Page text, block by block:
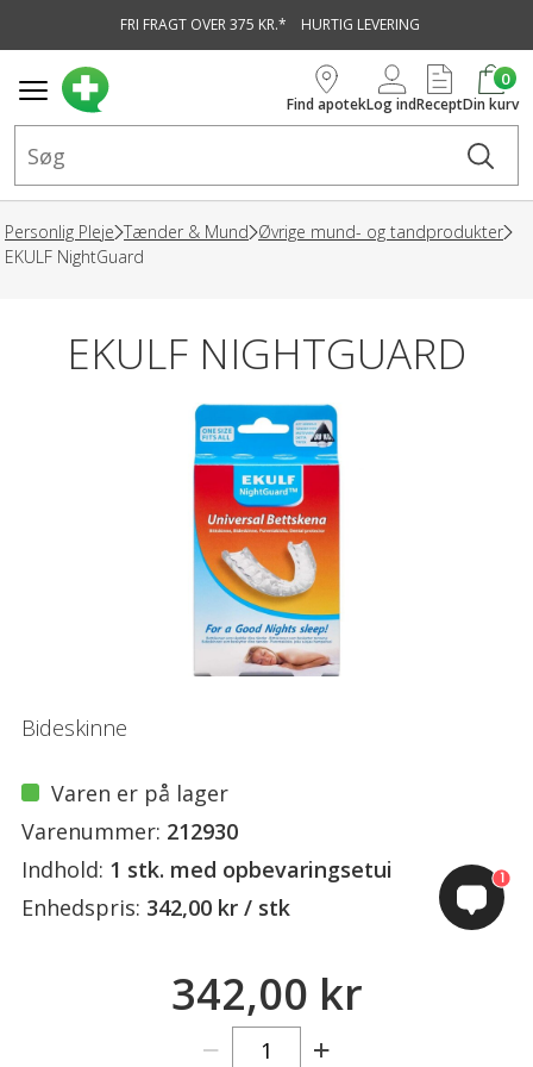
FRI FRAGT OVER 375 KR.* HURTIG LEVERING
Find apotekLog indRecept
0
Din kurv
Personlig Pleje Tænder & Mund Øvrige mund- og tandprodukter
EKULF NightGuard
EKULF NIGHTGUARD
Bideskinne
Varen er på lager
Varenummer: 212930
Indhold: 1 stk. med opbevaringsetui
Enhedspris: 342,00 kr / stk
342,00 kr
1